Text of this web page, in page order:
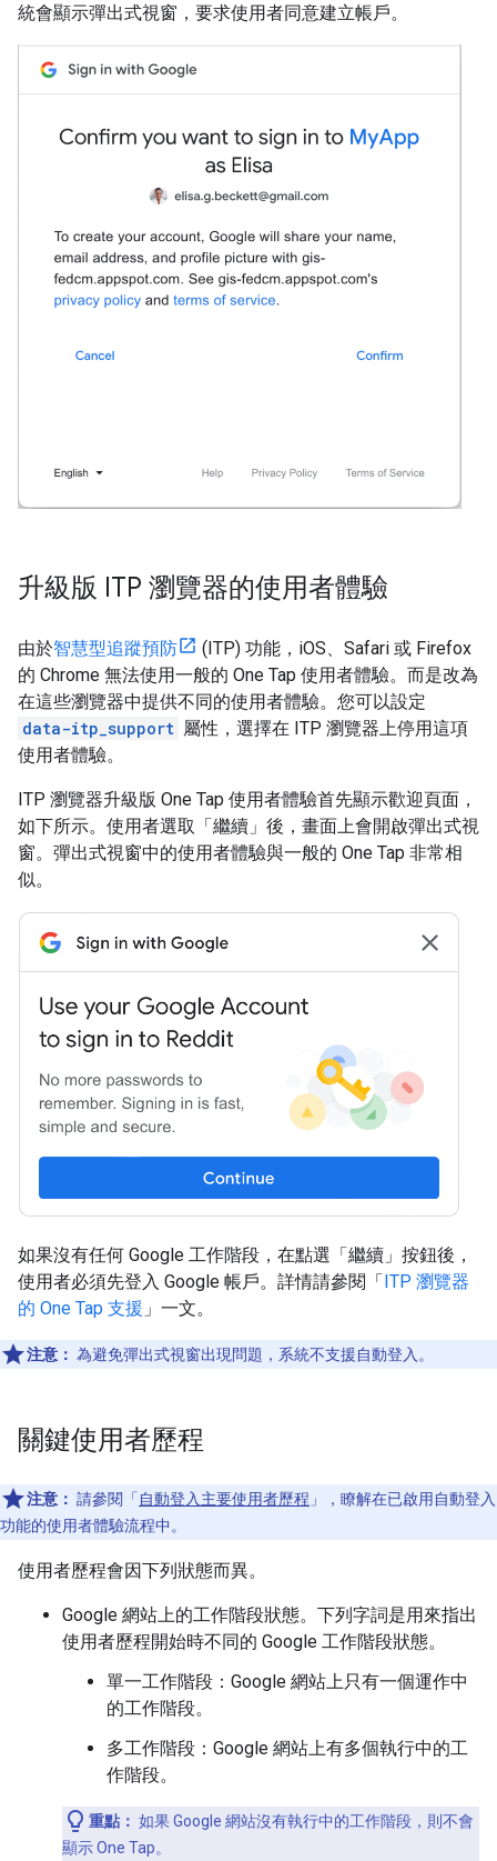
統會顯示彈出式視窗，要求使用者同意建立帳戶。
升級版 ITP 瀏覽器的使用者體驗
由於智慧型追蹤預防
(ITP) 功能，iOS、Safari 或 Firefox
的 Chrome 無法使用一般的 One Tap 使用者體驗。而是改為
在這些瀏覽器中提供不同的使用者體驗。您可以設定
data-itp_support 屬性，選擇在 ITP 瀏覽器上停用這項
使用者體驗。
ITP 瀏覽器升級版 One Tap 使用者體驗首先顯示歡迎頁面，
如下所示。使用者選取「繼續」後，畫面上會開啟彈出式視
窗。彈出式視窗中的使用者體驗與一般的 One Tap 非常相
似。
如果沒有任何 Google 工作階段，在點選「繼續」按鈕後，
使用者必須先登入 Google 帳戶。詳情請參閱「ITP 瀏覽器
的 One Tap 支援 」一文。
注意： 為避免彈出式視窗出現問題，系統不支援自動登入。
關鍵使用者歷程
注意： 請參閱「 自動登入主要使用者歷程 」，瞭解在已啟用自動登入
功能的使用者體驗流程中。
使用者歷程會因下列狀態而異。
Google 網站上的工作階段狀態。下列字詞是用來指出
使用者歷程開始時不同的 Google 工作階段狀態。
單一工作階段：Google 網站上只有一個運作中
的工作階段。
多工作階段：Google 網站上有多個執行中的工
作階段。
重點： 如果 Google 網站沒有執行中的工作階段，則不會
顯示 One Tap。